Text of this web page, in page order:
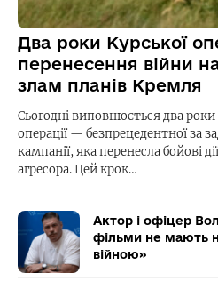
Два роки Курської
перенесення війни
злам планів Кремля
Сьогодні виповнюється два роки
операції — безпрецедентної за
кампанії, яка перенесла бойові
агресора. Цей крок…
Актор і офіцер
фільми не мають
війною»